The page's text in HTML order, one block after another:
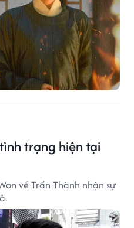
trạng hiện tại
về Trấn Thành nhận sự